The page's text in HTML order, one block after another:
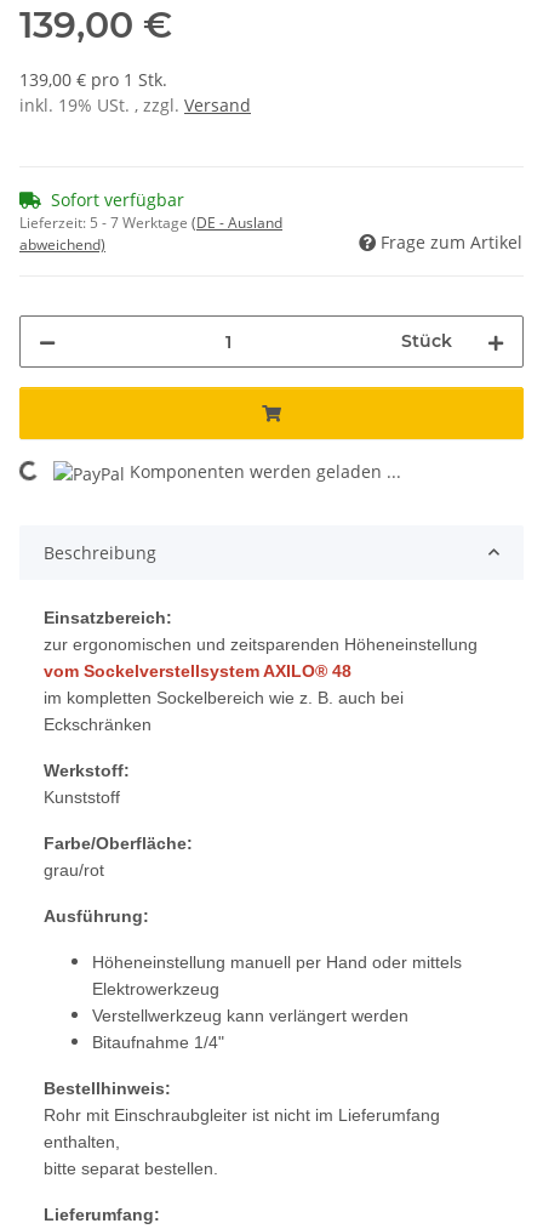
139,00 €
139,00 € pro 1 Stk.
inkl. 19% USt. , zzgl. Versand
Sofort verfügbar
Lieferzeit: 5 - 7 Werktage (DE - Ausland
abweichend)
Frage zum Artikel
Stück
Komponenten werden geladen ...
Beschreibung
Einsatzbereich:
zur ergonomischen und zeitsparenden Höheneinstellung
vom Sockelverstellsystem AXILO® 48
im kompletten Sockelbereich wie z. B. auch bei
Eckschränken
Werkstoff:
Kunststoff
Farbe/Oberfläche:
grau/rot
Ausführung:
Höheneinstellung manuell per Hand oder mittels
Elektrowerkzeug
Verstellwerkzeug kann verlängert werden
Bitaufnahme 1/4"
Bestellhinweis:
Rohr mit Einschraubgleiter ist nicht im Lieferumfang
enthalten,
bitte separat bestellen.
Lieferumfang: